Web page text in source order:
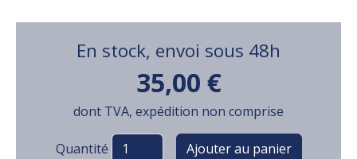
En stock, envoi sous 48h
35,00 €
dont TVA, expédition non comprise
Variations
Quantité